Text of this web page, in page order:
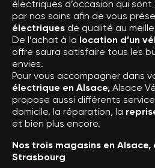
électriques d’occasion qui
par nos soins afin de vous
électriques de qualité au
De l’achat à la location d’un
offre saura satisfaire tous les
envies.
Pour vous accompagner dans
électrique en Alsace, Alsace
propose aussi différents
domicile, la réparation, la
et bien plus encore.
Nos trois magasins en Alsace,
Strasbourg